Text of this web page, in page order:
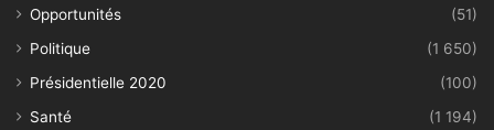
Opportunités
(51)
Politique
(1 650)
Présidentielle 2020
(100)
Santé
(1 194)